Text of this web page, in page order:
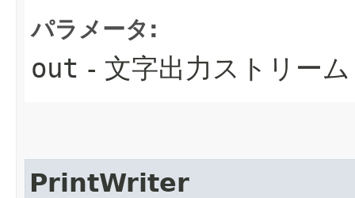
パラメータ:
out - 文字出力ストリーム
PrintWriter